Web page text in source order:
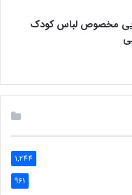
مخصوص لباس کودک
1,244
961